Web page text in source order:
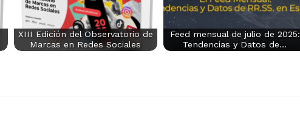
XIII Edición del Observatorio de
Marcas en Redes Sociales
Feed mensual de julio de 2025:
Tendencias y Datos de…